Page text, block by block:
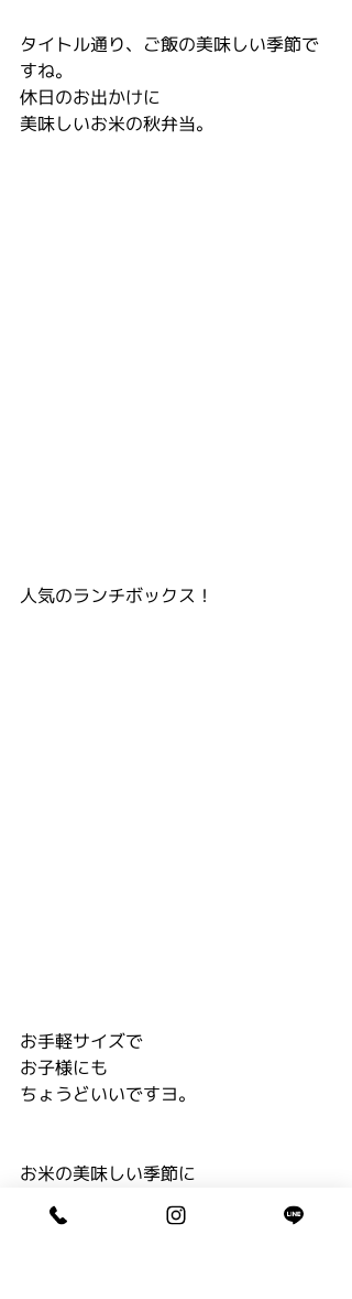
タイトル通り、ご飯の美味しい季節で
すね。
休日のお出かけに
美味しいお米の秋弁当。
人気のランチボックス！
お手軽サイズで
お子様にも
ちょうどいいですヨ。
お米の美味しい季節に
美味しいお米やさんの
おにぎり持って・・・